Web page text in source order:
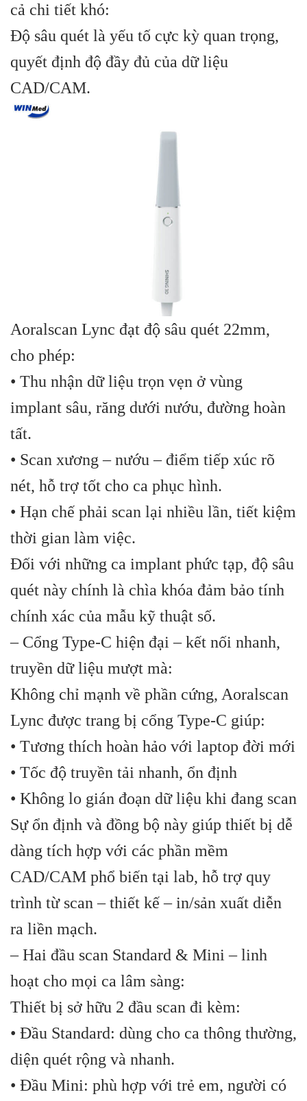
cả chi tiết khó:
Độ sâu quét là yếu tố cực kỳ quan trọng,
quyết định độ đầy đủ của dữ liệu
CAD/CAM.
Aoralscan Lync đạt độ sâu quét 22mm,
cho phép:
• Thu nhận dữ liệu trọn vẹn ở vùng
implant sâu, răng dưới nướu, đường hoàn
tất.
• Scan xương – nướu – điểm tiếp xúc rõ
nét, hỗ trợ tốt cho ca phục hình.
• Hạn chế phải scan lại nhiều lần, tiết kiệm
thời gian làm việc.
Đối với những ca implant phức tạp, độ sâu
quét này chính là chìa khóa đảm bảo tính
chính xác của mẫu kỹ thuật số.
– Cổng Type-C hiện đại – kết nối nhanh,
truyền dữ liệu mượt mà:
Không chỉ mạnh về phần cứng, Aoralscan
Lync được trang bị cổng Type-C giúp:
• Tương thích hoàn hảo với laptop đời mới
• Tốc độ truyền tải nhanh, ổn định
• Không lo gián đoạn dữ liệu khi đang scan
Sự ổn định và đồng bộ này giúp thiết bị dễ
dàng tích hợp với các phần mềm
CAD/CAM phổ biến tại lab, hỗ trợ quy
trình từ scan – thiết kế – in/sản xuất diễn
ra liền mạch.
– Hai đầu scan Standard & Mini – linh
hoạt cho mọi ca lâm sàng:
Thiết bị sở hữu 2 đầu scan đi kèm:
• Đầu Standard: dùng cho ca thông thường,
diện quét rộng và nhanh.
• Đầu Mini: phù hợp với trẻ em, người có